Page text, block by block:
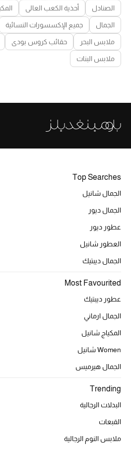
الصنادل أحذية الكعب العالي
الجمال جميع الإكسسورات النسائية
ملابس البحر حقائب كروس بودي
ملابس البنات
Top Searches
الجمال شانيل
الجمال ديور
عطور ديور
العطور شانيل
الجمال ديبتيك
Most Favourited
عطور ديبتيك
الجمال ارماني
المكياج شانيل
Women شانيل
الجمال هيرميس
Trending
البدلات الرجالية
القبعات
ملابس النوم الرجالية